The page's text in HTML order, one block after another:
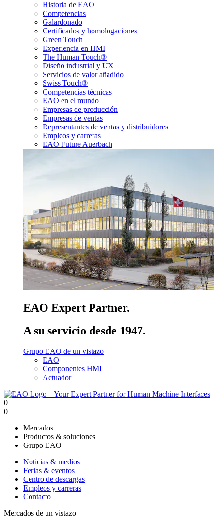
Historia de EAO
Competencias
Galardonado
Certificados y homologaciones
Green Touch
Experiencia en HMI
The Human Touch®
Diseño industrial y UX
Servicios de valor añadido
Swiss Touch®
Competencias técnicas
EAO en el mundo
Empresas de producción
Empresas de ventas
Representantes de ventas y distribuidores
Empleos y carreras
EAO Future Auerbach
EAO Expert Partner.
A su servicio desde 1947.
Grupo EAO de un vistazo
EAO
Componentes HMI
Actuador
0
0
Mercados
Productos & soluciones
Grupo EAO
Noticias & medios
Ferias & eventos
Centro de descargas
Empleos y carreras
Contacto
Mercados de un vistazo